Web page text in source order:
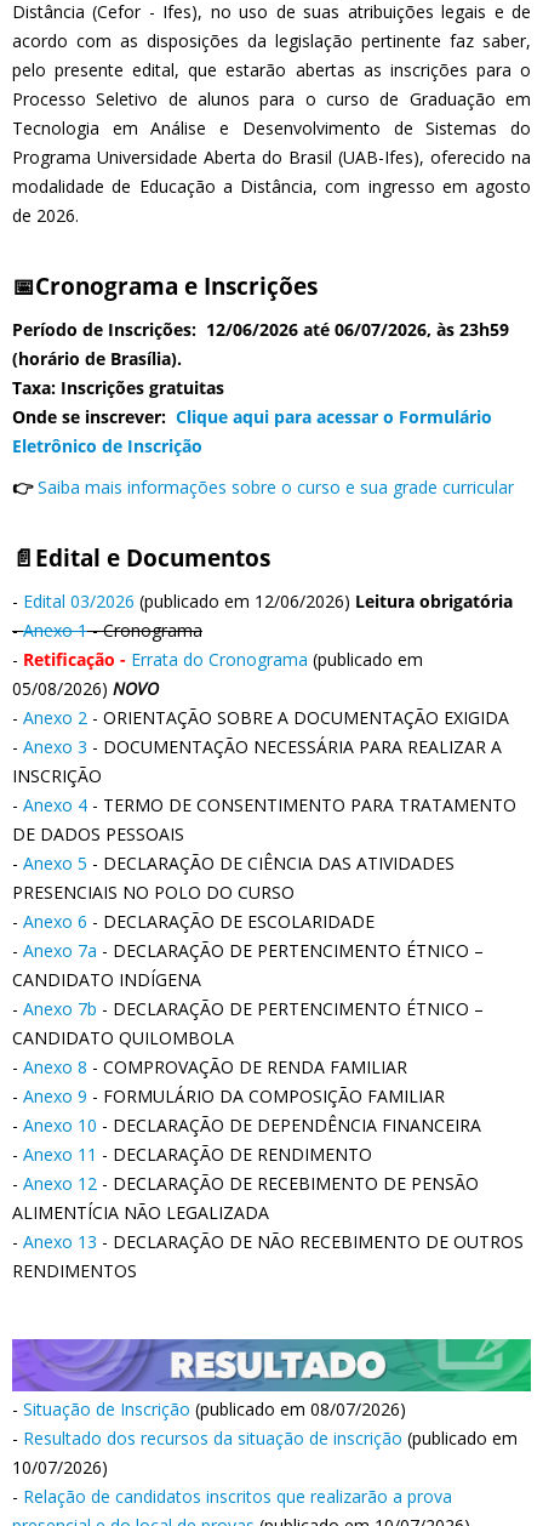
Distância (Cefor - Ifes), no uso de suas atribuições legais e de
acordo com as disposições da legislação pertinente faz saber,
pelo presente edital, que estarão abertas as inscrições para o
Processo Seletivo de alunos para o curso de Graduação em
Tecnologia em Análise e Desenvolvimento de Sistemas do
Programa Universidade Aberta do Brasil (UAB-Ifes), oferecido na
modalidade de Educação a Distância, com ingresso em agosto
de 2026.
📅Cronograma e Inscrições
Período de Inscrições: 12/06/2026 até 06/07/2026, às 23h59
(horário de Brasília).
Taxa: Inscrições gratuitas
Onde se inscrever: Clique aqui para acessar o Formulário
Eletrônico de Inscrição
👉Saiba mais informações sobre o curso e sua grade curricular
📄Edital e Documentos
- Edital 03/2026 (publicado em 12/06/2026) Leitura obrigatória
-Anexo 1- Cronograma
- Retificação - Errata do Cronograma (publicado em
05/08/2026) NOVO
- Anexo 2 - ORIENTAÇÃO SOBRE A DOCUMENTAÇÃO EXIGIDA
- Anexo 3 - DOCUMENTAÇÃO NECESSÁRIA PARA REALIZAR A
INSCRIÇÃO
- Anexo 4 - TERMO DE CONSENTIMENTO PARA TRATAMENTO
DE DADOS PESSOAIS
- Anexo 5 - DECLARAÇÃO DE CIÊNCIA DAS ATIVIDADES
PRESENCIAIS NO POLO DO CURSO
- Anexo 6 - DECLARAÇÃO DE ESCOLARIDADE
- Anexo 7a - DECLARAÇÃO DE PERTENCIMENTO ÉTNICO –
CANDIDATO INDÍGENA
- Anexo 7b - DECLARAÇÃO DE PERTENCIMENTO ÉTNICO –
CANDIDATO QUILOMBOLA
- Anexo 8 - COMPROVAÇÃO DE RENDA FAMILIAR
- Anexo 9 - FORMULÁRIO DA COMPOSIÇÃO FAMILIAR
- Anexo 10 - DECLARAÇÃO DE DEPENDÊNCIA FINANCEIRA
- Anexo 11 - DECLARAÇÃO DE RENDIMENTO
- Anexo 12 - DECLARAÇÃO DE RECEBIMENTO DE PENSÃO
ALIMENTÍCIA NÃO LEGALIZADA
- Anexo 13 - DECLARAÇÃO DE NÃO RECEBIMENTO DE OUTROS
RENDIMENTOS
- Situação de Inscrição (publicado em 08/07/2026)
- Resultado dos recursos da situação de inscrição (publicado em
10/07/2026)
- Relação de candidatos inscritos que realizarão a prova